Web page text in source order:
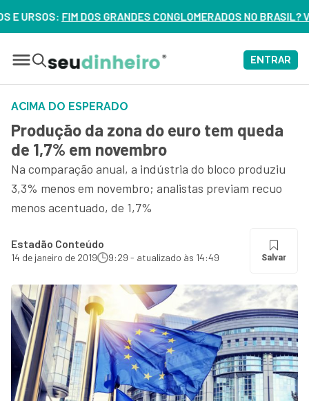
CONGLOMERADOS NO BRASIL? VEJA ERROS DE 3 DELES –
ENTRAR
ACIMA DO ESPERADO
Produção da zona do euro tem queda
de 1,7% em novembro
Na comparação anual, a indústria do bloco produziu
3,3% menos em novembro; analistas previam recuo
menos acentuado, de 1,7%
Estadão Conteúdo
14 de janeiro de 2019 9:29 - atualizado às 14:49 Salvar